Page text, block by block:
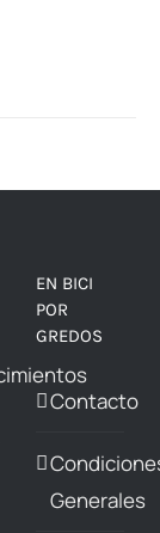
EN BICI
POR
GREDOS
Contacto
Generales